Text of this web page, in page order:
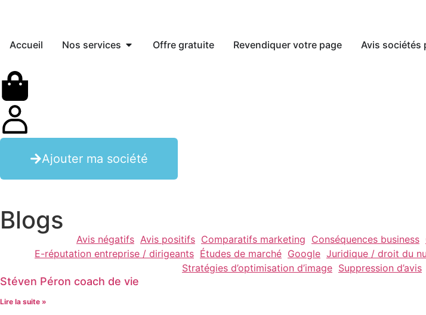
Accueil Nos services Offre gratuite Revendiquer votre page Avis sociétés
Ajouter ma société
Blogs
Avis négatifs Avis positifs Comparatifs marketing Conséquences business
E-réputation entreprise / dirigeants Études de marché Google Juridique / droit du
Stratégies d’optimisation d’image Suppression d’avis
Stéven Péron coach de vie
Lire la suite »